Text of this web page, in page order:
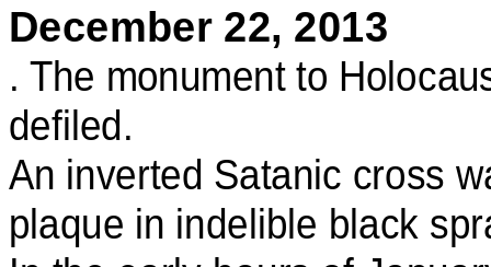
December 22, 2013
. The monument to
defiled.
An inverted Satanic cross
plaque in indelible black